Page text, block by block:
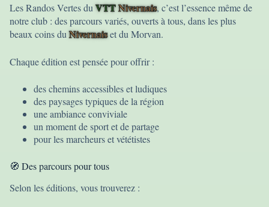
Les Randos Vertes duVTTNivernais, c’est l’essence même de
notre club : des parcours variés, ouverts à tous, dans les plus
beaux coins duNivernaiset du Morvan.
Chaque édition est pensée pour offrir :
des chemins accessibles et ludiques
des paysages typiques de la région
une ambiance conviviale
un moment de sport et de partage
pour les marcheurs et vététistes
🧭 Des parcours pour tous
Selon les éditions, vous trouverez :